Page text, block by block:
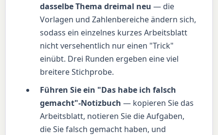
dasselbe Thema dreimal neu — die
Vorlagen und Zahlenbereiche ändern sich,
sodass ein einzelnes kurzes Arbeitsblatt
nicht versehentlich nur einen "Trick"
einübt. Drei Runden ergeben eine viel
breitere Stichprobe.
Führen Sie ein "Das habe ich falsch
gemacht"-Notizbuch — kopieren Sie das
Arbeitsblatt, notieren Sie die Aufgaben,
die Sie falsch gemacht haben, und